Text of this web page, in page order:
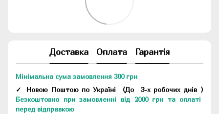
Доставка Оплата Гарантія
Мінімальна сума замовлення 300 грн
✓ Новою Поштою по Україні (До 3-х робочих днів )
Безкоштовно при замовленні від 2000 грн та оплаті
перед відправкою